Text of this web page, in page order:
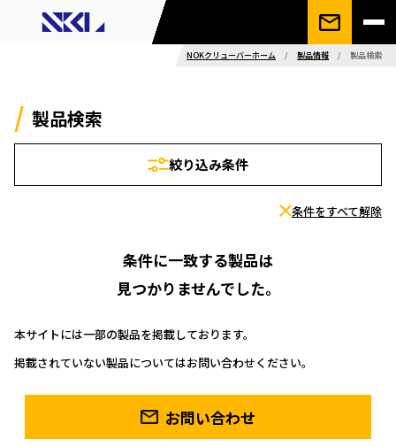
NOKクリューバーホーム / 製品情報 / 製品検索
製品検索
絞り込み条件
条件をすべて解除
条件に一致する製品は
見つかりませんでした。
本サイトには一部の製品を掲載しております。
掲載されていない製品についてはお問い合わせください。
お問い合わせ